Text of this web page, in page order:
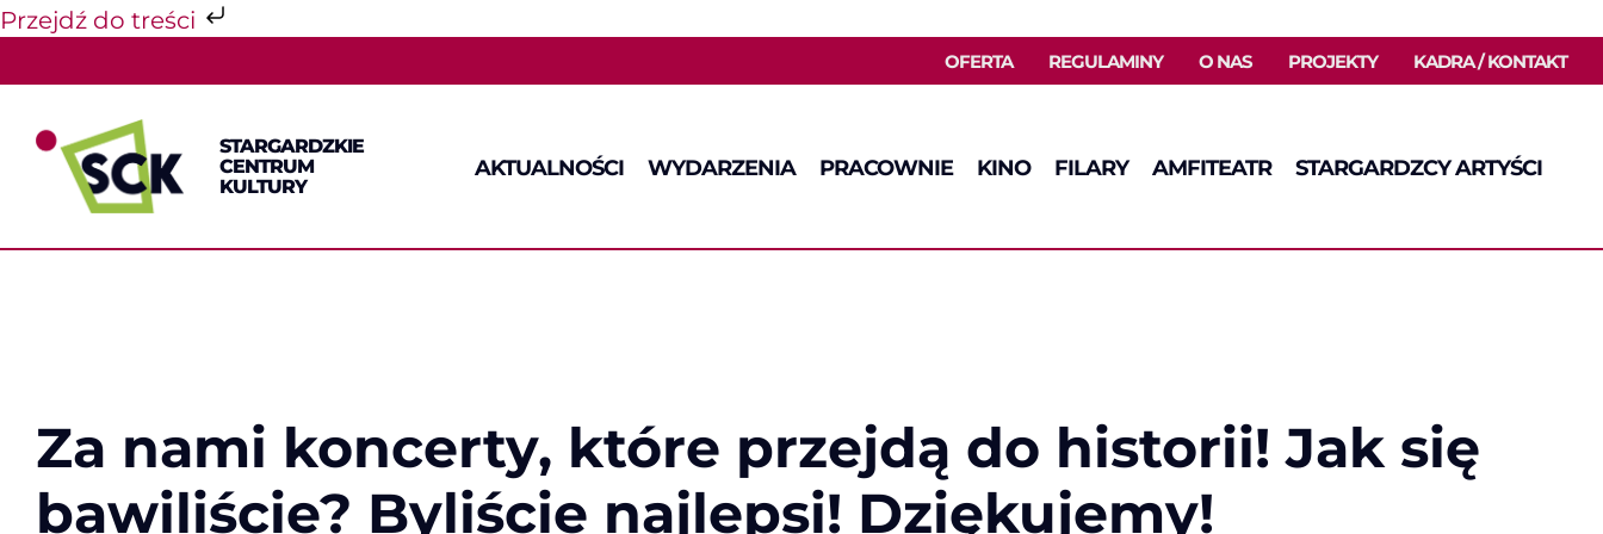
Przejdź do treści
do
zawartości
OFERTA REGULAMINY O NAS PROJEKTY KADRA / KONTAKT
STARGARDZKIE
CENTRUM
KULTURY
AKTUALNOŚCI WYDARZENIA PRACOWNIE KINO FILARY AMFITEATR STARGARDZCY ARTYŚCI
Za nami koncerty, które przejdą do historii! Jak się
bawiliście? Byliście najlepsi! Dziękujemy!